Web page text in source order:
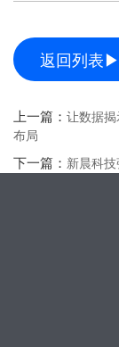
返回列表▶
上一篇： 让数据
布局
下一篇： 新晨科